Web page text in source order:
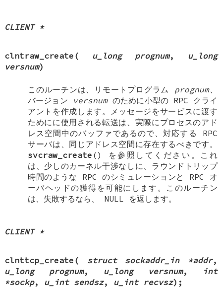
CLIENT *
clntraw_create ( u_long prognum, u_long
versnum)
このルーチンは、リモートプログラム prognum、
バージョン
versnumのために小型の RPC クライ
アントを作成します。メッセージをサービスに渡す
ためにに使用される転送は、実際にプロセスのアド
レス空間中のバッファであるので、対応する RPC
サーバは、同じアドレス空間に存在するべきです。
svcraw_create () を参照してください。これ
は、少しのカーネル干渉なしに、ラウンドトリップ
時間のような RPC のシミュレーションと RPC オ
ーバヘッドの獲得を可能にします。このルーチン
は、失敗するなら、 NULL を返します。
CLIENT *
clnttcp_create ( struct sockaddr_in *addr,
u_long prognum, u_long versnum,
int
*sockp, u_int sendsz, u_int recvsz);